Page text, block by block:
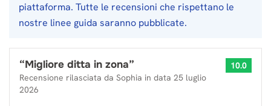
piattaforma. Tutte le recensioni che rispettano le
nostre linee guida saranno pubblicate.
“Migliore ditta in zona”
Recensione rilasciata da Sophia in data 25 luglio
2026
10.0